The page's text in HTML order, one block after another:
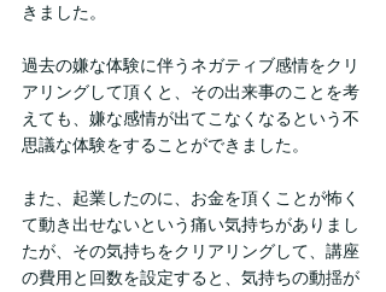
きました。
過去の嫌な体験に伴うネガティブ感情をクリ
アリングして頂くと、その出来事のことを考
えても、嫌な感情が出てこなくなるという不
思議な体験をすることができました。
また、起業したのに、お金を頂くことが怖く
て動き出せないという痛い気持ちがありまし
たが、その気持ちをクリアリングして、講座
の費用と回数を設定すると、気持ちの動揺が